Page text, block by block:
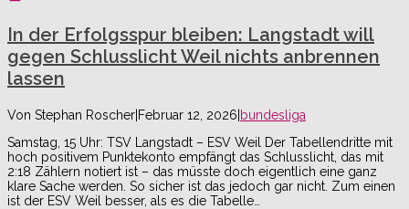
In der Erfolgsspur bleiben: Langstadt will
gegen Schlusslicht Weil nichts anbrennen
lassen
Von Stephan Roscher|Februar 12, 2026|bundesliga
Samstag, 15 Uhr: TSV Langstadt – ESV Weil Der Tabellendritte mit
hoch positivem Punktekonto empfängt das Schlusslicht, das mit
2:18 Zählern notiert ist – das müsste doch eigentlich eine ganz
klare Sache werden. So sicher ist das jedoch gar nicht. Zum einen
ist der ESV Weil besser, als es die Tabelle…